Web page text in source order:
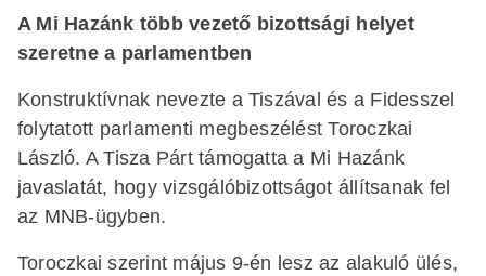
A Mi Hazánk több vezető bizottsági helyet
szeretne a parlamentben
Konstruktívnak nevezte a Tiszával és a Fidesszel
folytatott parlamenti megbeszélést Toroczkai
László. A Tisza Párt támogatta a Mi Hazánk
javaslatát, hogy vizsgálóbizottságot állítsanak fel
az MNB-ügyben.
Toroczkai szerint május 9-én lesz az alakuló ülés,